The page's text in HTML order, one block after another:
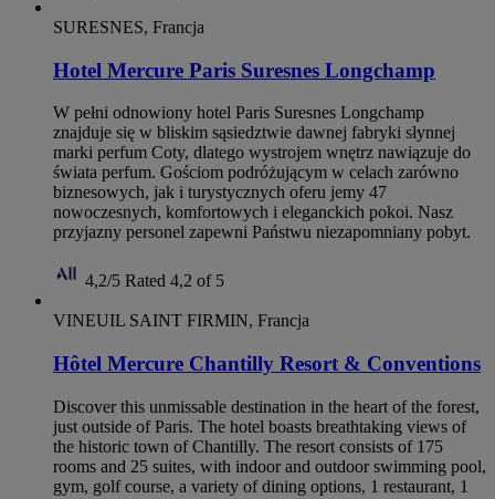
SURESNES, Francja
Hotel Mercure Paris Suresnes Longchamp
W pełni odnowiony hotel Paris Suresnes Longchamp
znajduje się w bliskim sąsiedztwie dawnej fabryki słynnej
marki perfum Coty, dlatego wystrojem wnętrz nawiązuje do
świata perfum. Gościom podróżującym w celach zarówno
biznesowych, jak i turystycznych oferu jemy 47
nowoczesnych, komfortowych i eleganckich pokoi. Nasz
przyjazny personel zapewni Państwu niezapomniany pobyt.
4,2/5 Rated 4,2 of 5
VINEUIL SAINT FIRMIN, Francja
Hôtel Mercure Chantilly Resort & Conventions
Discover this unmissable destination in the heart of the forest,
just outside of Paris. The hotel boasts breathtaking views of
the historic town of Chantilly. The resort consists of 175
rooms and 25 suites, with indoor and outdoor swimming pool,
gym, golf course, a variety of dining options, 1 restaurant, 1